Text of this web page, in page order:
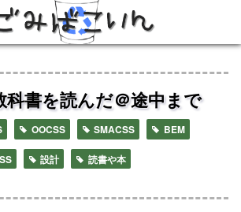
科書を読んだ＠途中まで
OOCSS SMACSS BEM
設計 読書や本
みばこいん